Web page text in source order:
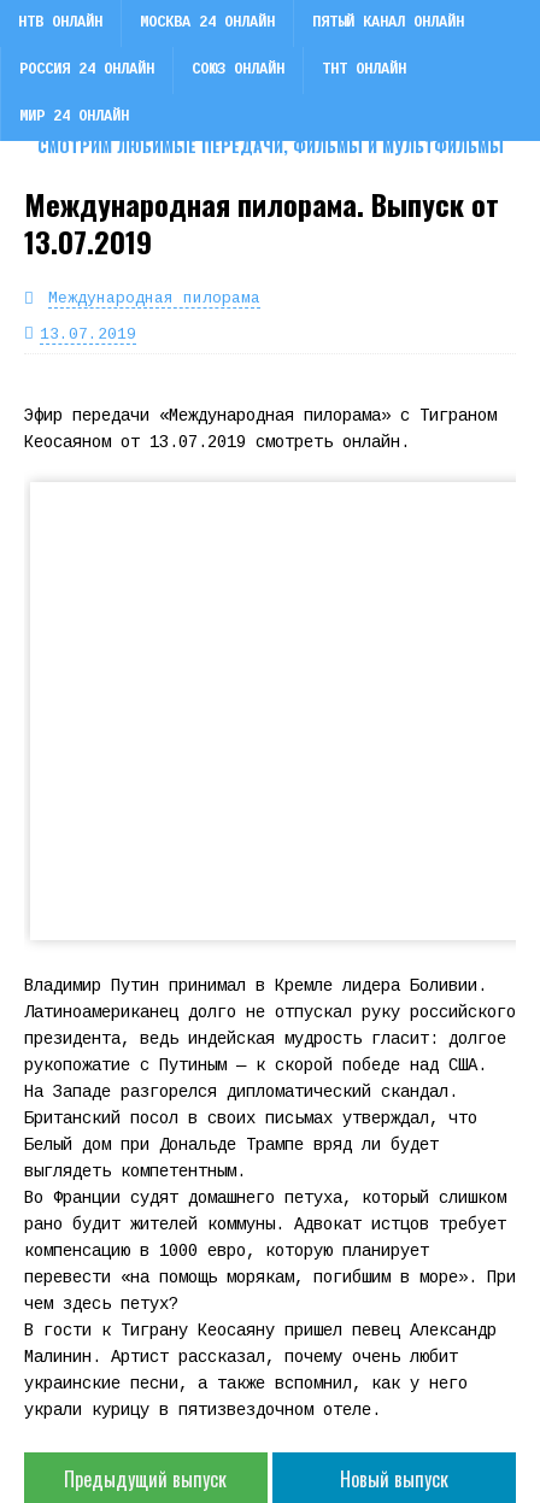
СМОТРИМ ЛЮБИМЫЕ ПЕРЕДАЧИ, ФИЛЬМЫ И МУЛЬТФИЛЬМЫ
НТВ ОНЛАЙН МОСКВА 24 ОНЛАЙН ПЯТЫЙ КАНАЛ ОНЛАЙН
РОССИЯ 24 ОНЛАЙН СОЮЗ ОНЛАЙН ТНТ ОНЛАЙН
МИР 24 ОНЛАЙН
Международная пилорама. Выпуск от
13.07.2019
Международная пилорама
13.07.2019
Эфир передачи «Международная пилорама» с Тиграном
Кеосаяном от 13.07.2019 смотреть онлайн.
Владимир Путин принимал в Кремле лидера Боливии.
Латиноамериканец долго не отпускал руку российского
президента, ведь индейская мудрость гласит: долгое
рукопожатие с Путиным — к скорой победе над США.
На Западе разгорелся дипломатический скандал.
Британский посол в своих письмах утверждал, что
Белый дом при Дональде Трампе вряд ли будет
выглядеть компетентным.
Во Франции судят домашнего петуха, который слишком
рано будит жителей коммуны. Адвокат истцов требует
компенсацию в 1000 евро, которую планирует
перевести «на помощь морякам, погибшим в море». При
чем здесь петух?
В гости к Тиграну Кеосаяну пришел певец Александр
Малинин. Артист рассказал, почему очень любит
украинские песни, а также вспомнил, как у него
украли курицу в пятизвездочном отеле.
Предыдущий выпуск Новый выпуск